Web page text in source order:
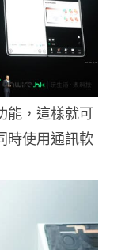
能，這樣就可
時使用通訊軟